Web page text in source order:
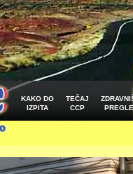
KAKO DO
IZPITA
TEČAJ
CCP